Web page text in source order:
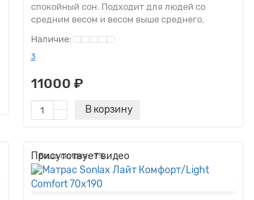
спокойный сон. Подходит для людей со
средним весом и весом выше среднего.
3
11000 ₽
В корзину
Присутствует видео
Ваша скидка: -7%